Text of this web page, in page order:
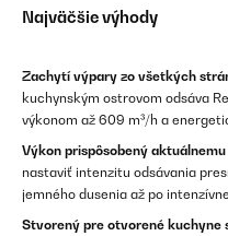
Najväčšie výhody
Zachytí výpary zo všetkých
kuchynským ostrovom odsáva
výkonom až 609 m³/h a
Výkon prispôsobený
nastaviť intenzitu odsávania
jemného dusenia až po
Stvorený pre otvorené kuchyne